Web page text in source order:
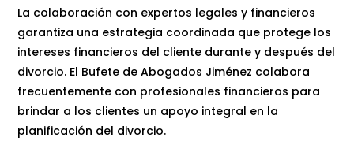
La colaboración con expertos legales y financieros
garantiza una estrategia coordinada que protege los
intereses financieros del cliente durante y después del
divorcio. El Bufete de Abogados Jiménez colabora
frecuentemente con profesionales financieros para
brindar a los clientes un apoyo integral en la
planificación del divorcio.